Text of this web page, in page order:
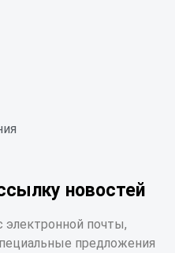
новостей
электронной почты,
предложения